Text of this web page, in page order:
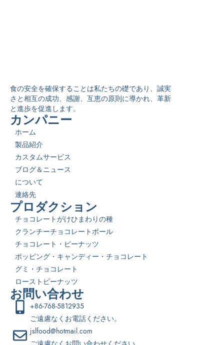
食の安全を確保することは私たちの礎であり、誠実
さと相互の成功、感謝、互恵の原則に導かれ、革新
と進歩を促進します。
カンパニー
ホーム
製品紹介
カスタムサービス
ブログ＆ニュース
について
連絡先
プロダクション
チョコレートがけひまわりの種
クランチーチョコレートボール
チョコレート・ピーナッツ
ポッピング・キャンディー・チョコレート
グミ・チョコレート
ローストピーナッツ
お問い合わせ
+86-768-5812935
ご遠慮なくお電話ください。
jslfood@hotmail.com